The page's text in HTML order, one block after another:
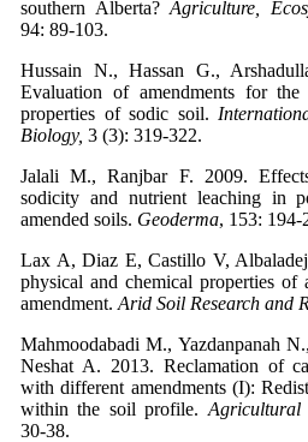
southern Alberta?Agriculture,
94: 89-103.
Hussain N., Hassan G.,
Evaluation of amendments for
properties of sodic soil.
Biology, 3 (3): 319-322.
Jalali M., Ranjbar F. 2009.
sodicity and nutrient leaching in
amended soils. Geoderma, 153: 194-
Lax A, Diaz E, Castillo V,
physical and chemical properties
amendment. Arid Soil Research and
Mahmoodabadi M., Yazdanpanah
Neshat A. 2013. Reclamation of
with different amendments (I):
within the soil profile. Agricultural
30-38.